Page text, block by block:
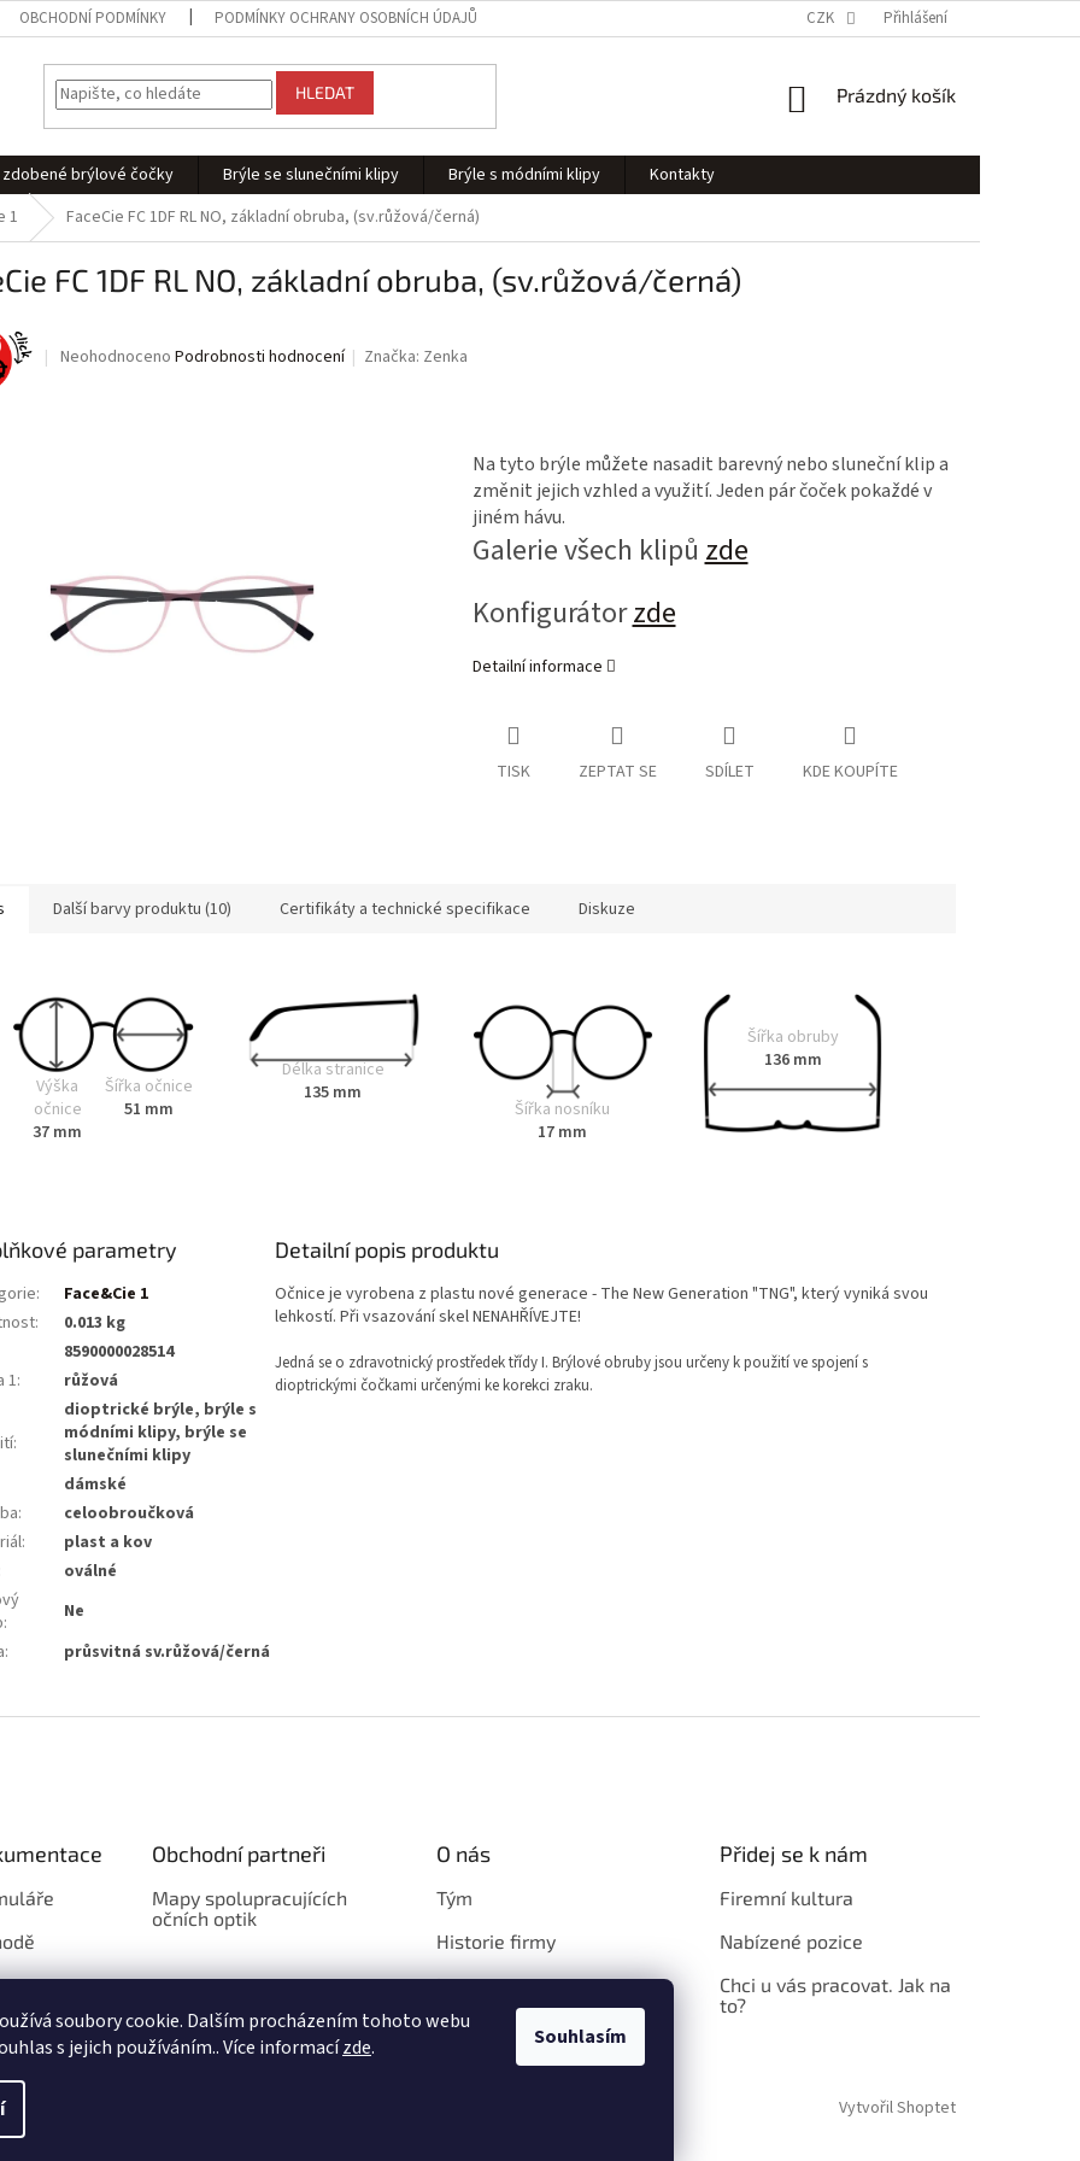
soubory cookie. Dalším procházením tohoto webu
s jejich používáním.. Více informacízde. Souhlasím
OBCHODNÍ PODMÍNKY PODMÍNKY OCHRANY OSOBNÍCH ÚDAJŮ CZK Přihlášení
HLEDAT
NÁKUPNÍ
Prázdný košík
brýlové čočky Brýle se slunečními klipy Brýle s módními klipy
Kontakty
1 FaceCie FC 1DF RL NO, základní obruba, (sv.růžová/černá)
FC 1DF RL NO, základní obruba, (sv.růžová/černá)
Průměrné
Neohodnoceno Podrobnosti hodnocení Značka: Zenka
Na tyto brýle můžete nasadit barevný nebo sluneční klip a
změnit jejich vzhled a využití. Jeden pár čoček pokaždé v
jiném hávu.
Galerie všech klipůzde
Konfigurátorzde
Detailní informace
TISK ZEPTAT SE SDÍLET KDE KOUPÍTE
Další barvy produktu (10) Certifikáty a technické specifikace Diskuze
Výška
očnice
37 mm
Šířka očnice
51 mm
Délka stranice
135 mm
Šířka nosníku
17 mm
Šířka obruby
136 mm
parametry
:
Face&Cie 1
:
0.013 kg
8590000028514
1:
růžová
:
dioptrické brýle, brýle s
módními klipy, brýle se
slunečními klipy
dámské
:
celoobroučková
:
plast a kov
oválné
:
Ne
: průsvitná sv.růžová/černá
Detailní popis produktu
Očnice je vyrobena z plastu nové generace - The New Generation "TNG", který vyniká svou
lehkostí. Při vsazování skel NENAHŘÍVEJTE!
Jedná se o zdravotnický prostředek třídy I. Brýlové obruby jsou určeny k použití ve spojení s
dioptrickými čočkami určenými ke korekci zraku.
Obchodní partneři
Mapy spolupracujících
očních optik
O nás
Tým
Historie firmy
Loga
Přidej se k nám
Firemní kultura
Nabízené pozice
Chci u vás pracovat. Jak na
to?
Vytvořil Shoptet